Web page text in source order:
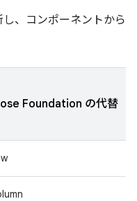
、コンポーネントから
Foundation の代替